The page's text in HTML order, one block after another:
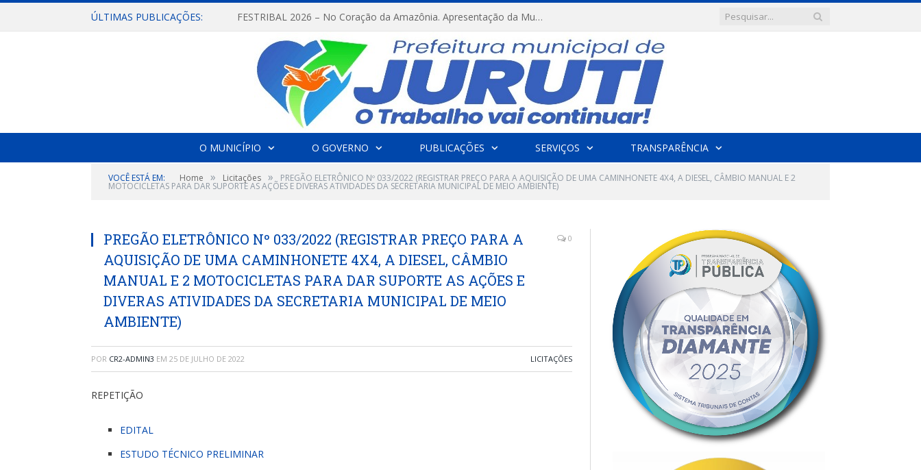
ÚLTIMAS PUBLICAÇÕES: FESTRIBAL 2026 – No Coração da Amazônia. Apresentação da Munduruku.
O MUNICÍPIO O GOVERNO PUBLICAÇÕES SERVIÇOS TRANSPARÊNCIA
VOCÊ ESTÁ EM: Home » Licitações » PREGÃO ELETRÔNICO Nº 033/2022 (REGISTRAR PREÇO PARA A AQUISIÇÃO DE UMA CAMINHONETE 4X4, A DIESEL, CÂMBIO MANUAL E 2
MOTOCICLETAS PARA DAR SUPORTE AS AÇÕES E DIVERAS ATIVIDADES DA SECRETARIA MUNICIPAL DE MEIO AMBIENTE)
PREGÃO ELETRÔNICO Nº 033/2022 (REGISTRAR PREÇO PARA A
AQUISIÇÃO DE UMA CAMINHONETE 4X4, A DIESEL, CÂMBIO
MANUAL E 2 MOTOCICLETAS PARA DAR SUPORTE AS AÇÕES E
DIVERAS ATIVIDADES DA SECRETARIA MUNICIPAL DE MEIO
AMBIENTE)
0
POR CR2-ADMIN3 EM 25 DE JULHO DE 2022 LICITAÇÕES
REPETIÇÃO
EDITAL
ESTUDO TÉCNICO PRELIMINAR